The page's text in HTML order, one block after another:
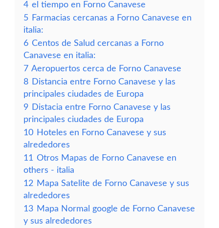
4 el tiempo en Forno Canavese
5 Farmacias cercanas a Forno Canavese en
italia:
6 Centos de Salud cercanas a Forno
Canavese en italia:
7 Aeropuertos cerca de Forno Canavese
8 Distancia entre Forno Canavese y las
principales ciudades de Europa
9 Distacia entre Forno Canavese y las
principales ciudades de Europa
10 Hoteles en Forno Canavese y sus
alrededores
11 Otros Mapas de Forno Canavese en
others - italia
12 Mapa Satelite de Forno Canavese y sus
alrededores
13 Mapa Normal google de Forno Canavese
y sus alrededores